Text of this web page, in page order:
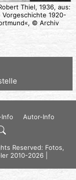
Thiel, 1936, aus:
Vorgeschichte 1920-
© Archiv
Info
Autor-Info
Reserved: Fotos,
2010-2026 |